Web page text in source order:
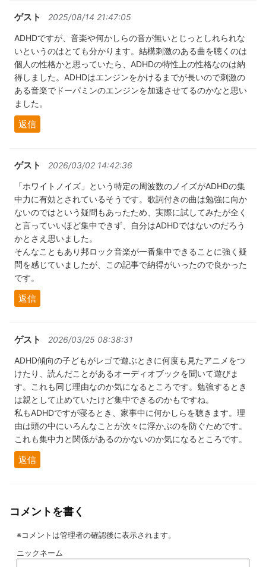
ゲスト 2025/08/14 21:47:05
ADHDですが、音楽や何かしらの音が無いとじっとしれられな
いというのはとても分かります。結構刺激のある曲を聴くのは
個人の性格かと思っていたら、ADHDの特性上の性格なのは納
得しました。ADHDはエンジンをかけるまでが長いので刺激の
ある音楽でドーパミンのエンジンを加速させてるのかなと思い
ました。
返信
ゲスト 2026/03/02 14:42:36
「ホワイトノイズ」という特定の周波数のノイズがADHDの集
中力に有効とされているそうです。歌詞付きの曲は勉強に向か
ないのではという疑問もあったため、実際に試してみたが全く
と言っていいほど集中できず、自分はADHDではないのだろう
かとさえ思いました。
そんなこともあり邦ロック音楽が一番集中できることに強く疑
問を感じていましたが、この記事で納得がいったので良かった
です。
返信
ゲスト 2026/03/25 08:38:31
ADHD傾向の子どもがレゴで遊ぶときに何度も見たアニメをつ
けたり、読んだことがあるオーディオブックを聞いて遊びま
す。これも同じ理由なのか気になるところです。勉強するとき
は親として止めていたけど集中できるのかもですね。
私もADHDですが寝るとき、家事中に何かしらを聴きます。理
由は頭の中にいろんなことが次々に浮かぶのを防ぐためです。
これも集中力と関係があるのかないのか気になるところです。
返信
コメントを書く
※コメントは管理者の確認後に表示されます。
ニックネーム